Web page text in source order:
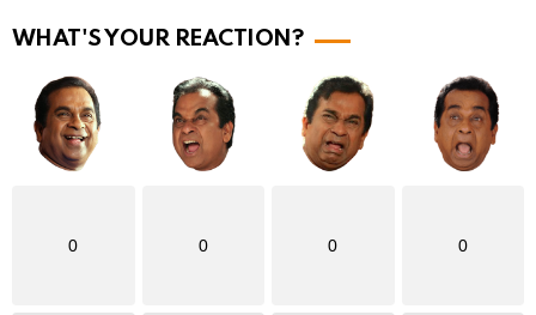
e
WHAT'S YOUR REACTION?
0 0 0 0